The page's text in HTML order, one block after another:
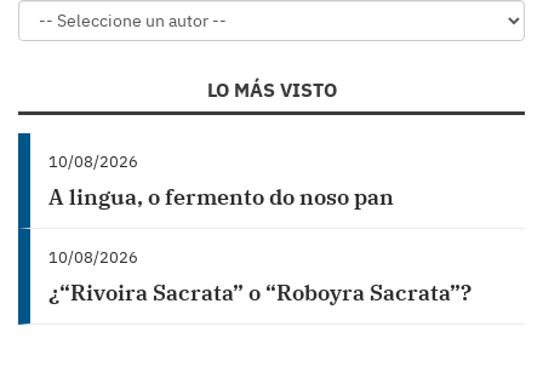
LO MÁS VISTO
10/08/2026
A lingua, o fermento do noso pan
10/08/2026
¿“Rivoira Sacrata” o “Roboyra Sacrata”?